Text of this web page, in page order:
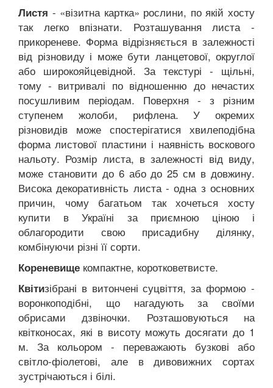
Листя - «візитна картка» рослини, по якій хосту
так легко впізнати. Розташування листа -
прикореневе. Форма відрізняється в залежності
від різновиду і може бути ланцетової, округлої
або широкояйцевідной. За текстурі - щільні,
тому - витривалі по відношенню до нечастих
посушливим періодам. Поверхня - з різним
ступенем жолоби, рифлена. У окремих
різновидів може спостерігатися хвилеподібна
форма листової пластини і наявність воскового
нальоту. Розмір листа, в залежності від виду,
може становити до 6 або до 25 см в довжину.
Висока декоративність листа - одна з основних
причин, чому багатьом так хочеться хосту
купити в Україні за приємною ціною і
облагородити свою присадибну ділянку,
комбінуючи різні її сорти.
Кореневище компактне, коротковетвисте.
Квітизібрані в витончені суцвіття, за формою -
воронкоподібні, що нагадують за своїми
обрисами дзвіночки. Розташовуються на
квітконосах, які в висоту можуть досягати до 1
м. За кольором - переважають бузкові або
світло-фіолетові, але в дивовижних сортах
зустрічаються і білі.